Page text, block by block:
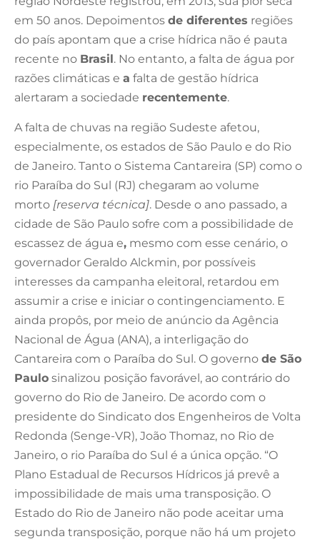
em 50 anos. Depoimentos de diferentes regiões
do país apontam que a crise hídrica não é pauta
recente no Brasil. No entanto, a falta de água por
razões climáticas e a falta de gestão hídrica
alertaram a sociedade recentemente.
A falta de chuvas na região Sudeste afetou,
especialmente, os estados de São Paulo e do Rio
de Janeiro. Tanto o Sistema Cantareira (SP) como o
rio Paraíba do Sul (RJ) chegaram ao volume
morto [reserva técnica]. Desde o ano passado, a
cidade de São Paulo sofre com a possibilidade de
escassez de água e, mesmo com esse cenário, o
governador Geraldo Alckmin, por possíveis
interesses da campanha eleitoral, retardou em
assumir a crise e iniciar o contingenciamento. E
ainda propôs, por meio de anúncio da Agência
Nacional de Água (ANA), a interligação do
Cantareira com o Paraíba do Sul. O governo de São
Paulo sinalizou posição favorável, ao contrário do
governo do Rio de Janeiro. De acordo com o
presidente do Sindicato dos Engenheiros de Volta
Redonda (Senge-VR), João Thomaz, no Rio de
Janeiro, o rio Paraíba do Sul é a única opção. “O
Plano Estadual de Recursos Hídricos já prevê a
impossibilidade de mais uma transposição. O
Estado do Rio de Janeiro não pode aceitar uma
segunda transposição, porque não há um projeto